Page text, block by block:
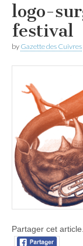
logo-
festival
by Gazette des Cuivres
Partager cet